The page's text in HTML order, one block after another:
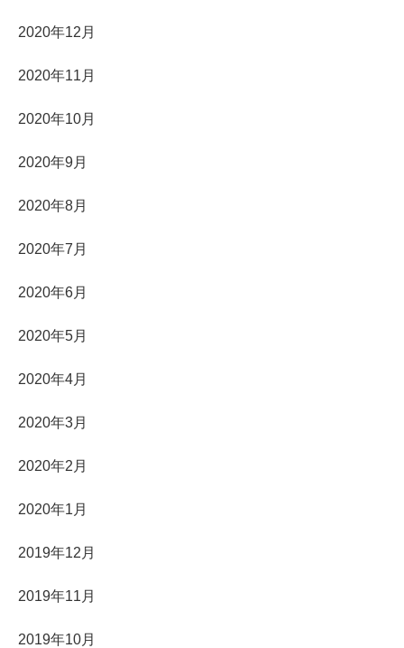
2020年12月
2020年11月
2020年10月
2020年9月
2020年8月
2020年7月
2020年6月
2020年5月
2020年4月
2020年3月
2020年2月
2020年1月
2019年12月
2019年11月
2019年10月